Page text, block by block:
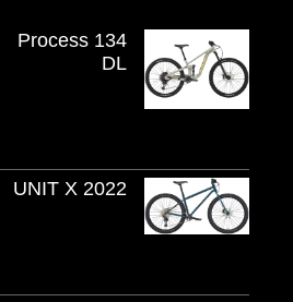
Process 134
DL
UNIT X 2022